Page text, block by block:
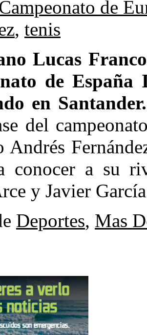
de
, tenis
Lucas
de
en Santander.
del
Andrés
conocer a su
y Javier
Deportes, Mas